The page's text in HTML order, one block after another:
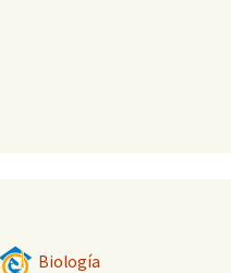
Biología